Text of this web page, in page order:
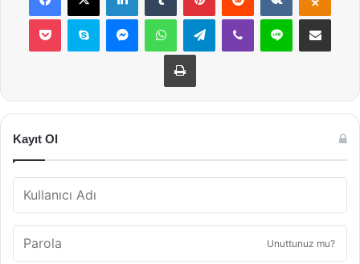
Pocket Skype MessengerWhatsAppTelegramViber Line E-Posta ile
Yazdır
Kayıt Ol
Unuttunuz mu?